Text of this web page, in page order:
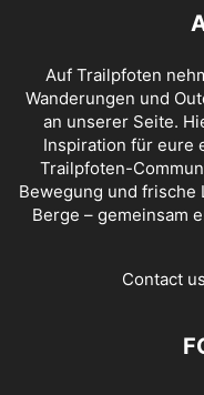
Auf Trailpfoten
Wanderungen und
an unserer Seite.
Inspiration für eure
Trailpfoten-
Bewegung und frische
Berge – gemeinsam
Contact